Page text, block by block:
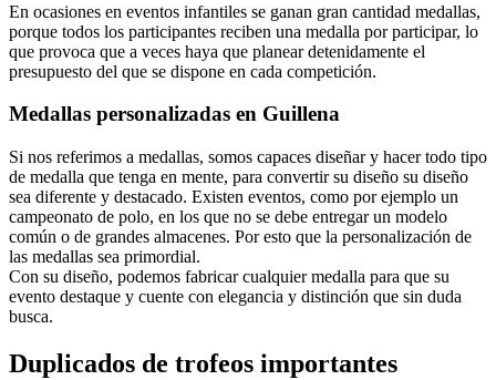
En ocasiones en eventos infantiles se ganan gran cantidad medallas,
porque todos los participantes reciben una medalla por participar, lo
que provoca que a veces haya que planear detenidamente el
presupuesto del que se dispone en cada competición.
Medallas personalizadas en Guillena
Si nos referimos a medallas, somos capaces diseñar y hacer todo tipo
de medalla que tenga en mente, para convertir su diseño su diseño
sea diferente y destacado. Existen eventos, como por ejemplo un
campeonato de polo, en los que no se debe entregar un modelo
común o de grandes almacenes. Por esto que la personalización de
las medallas sea primordial.
Con su diseño, podemos fabricar cualquier medalla para que su
evento destaque y cuente con elegancia y distinción que sin duda
busca.
Duplicados de trofeos importantes